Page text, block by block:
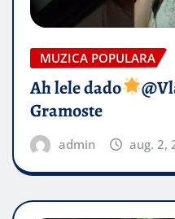
MUZICA POPULARA
Ah lele dado​
Gramoste
admin aug. 2,